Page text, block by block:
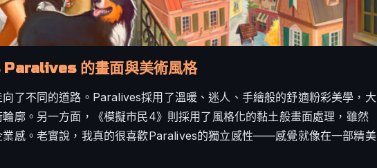
Paralives 的畫面與美術風格
了不同的道路。Paralives採用了溫暖、迷人、手繪般的舒適粉彩美學，大
廓。另一方面，《模擬市民4》則採用了風格化的黏土般畫面處理，雖然
業感。老實說，我真的很喜歡Paralives的獨立感性——感覺就像在一部精美